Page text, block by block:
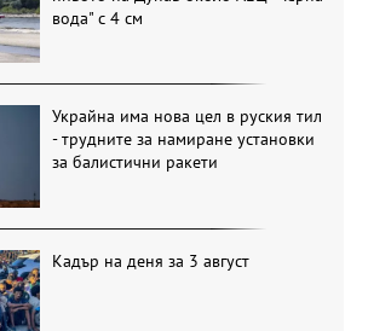
вода" с 4 см
Украйна има нова цел в руския тил
- трудните за намиране установки
за балистични ракети
Кадър на деня за 3 август